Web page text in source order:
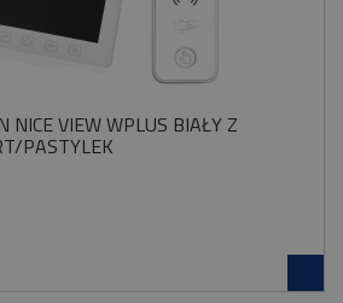
NICE VIEW WPLUS BIAŁY Z
PASTYLEK